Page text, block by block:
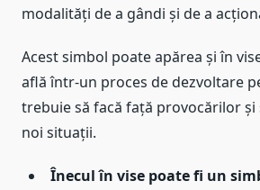
modalități de a gândi și de a
Acest simbol poate apărea și în
află într-un proces de dezvoltare
trebuie să facă față provocărilor și
noi situații.
Înecul în vise poate fi un